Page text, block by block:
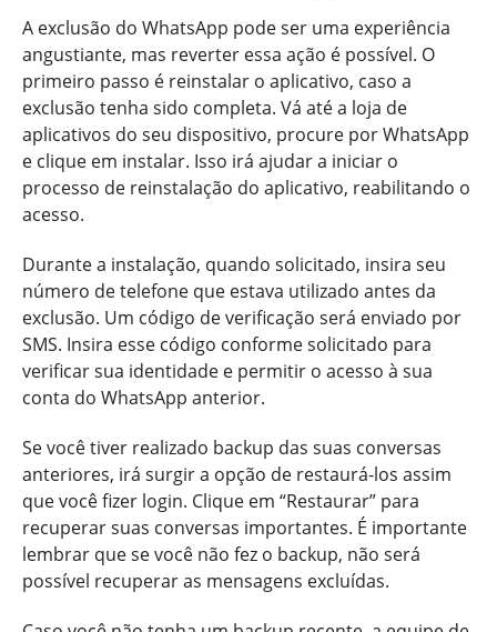
A exclusão do WhatsApp pode ser uma experiência
angustiante, mas reverter essa ação é possível. O
primeiro passo é reinstalar o aplicativo, caso a
exclusão tenha sido completa. Vá até a loja de
aplicativos do seu dispositivo, procure por WhatsApp
e clique em instalar. Isso irá ajudar a iniciar o
processo de reinstalação do aplicativo, reabilitando o
acesso.
Durante a instalação, quando solicitado, insira seu
número de telefone que estava utilizado antes da
exclusão. Um código de verificação será enviado por
SMS. Insira esse código conforme solicitado para
verificar sua identidade e permitir o acesso à sua
conta do WhatsApp anterior.
Se você tiver realizado backup das suas conversas
anteriores, irá surgir a opção de restaurá-los assim
que você fizer login. Clique em “Restaurar” para
recuperar suas conversas importantes. É importante
lembrar que se você não fez o backup, não será
possível recuperar as mensagens excluídas.